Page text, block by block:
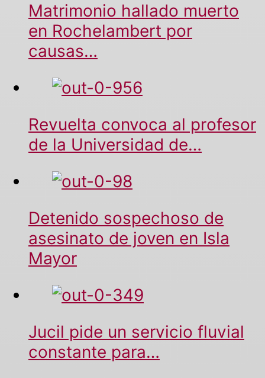
Matrimonio hallado muerto
en Rochelambert por
causas…
Revuelta convoca al profesor
de la Universidad de…
Detenido sospechoso de
asesinato de joven en Isla
Mayor
Jucil pide un servicio fluvial
constante para…